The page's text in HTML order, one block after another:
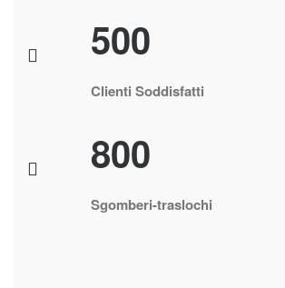
500
Clienti Soddisfatti
800
Sgomberi-traslochi